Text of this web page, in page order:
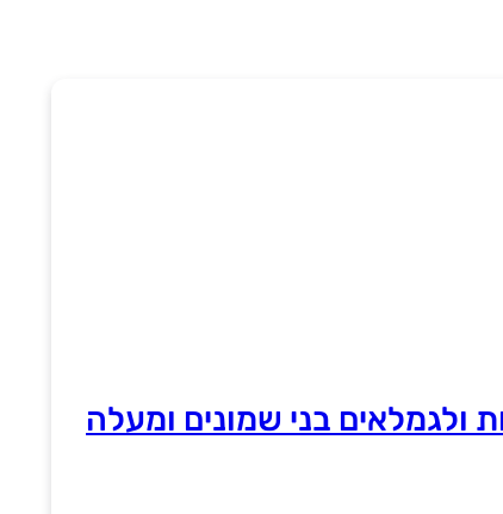
ולגמלאים בני שמונים ומעלה